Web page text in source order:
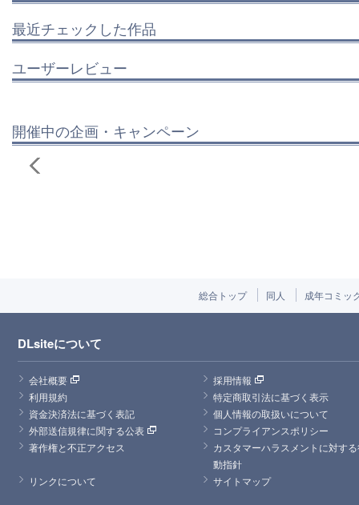
最近チェックした作品
ユーザーレビュー
開催中の企画・キャンペーン
総合トップ 同人 成年コミッ
DLsiteについて
会社概要
採用情報
利用規約
特定商取引法に基づく表示
資金決済法に基づく表記
個人情報の取扱いについて
外部送信規律に関する公表
コンプライアンスポリシー
著作権と不正アクセス
カスタマーハラスメントに対す
動指針
リンクについて
サイトマップ